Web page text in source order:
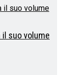
suo volume